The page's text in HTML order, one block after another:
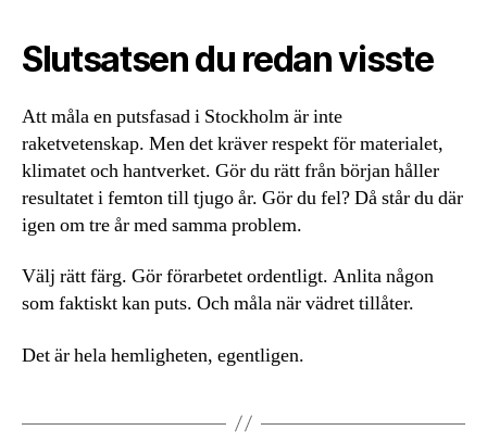
Slutsatsen du redan visste
Att måla en putsfasad i Stockholm är inte
raketvetenskap. Men det kräver respekt för materialet,
klimatet och hantverket. Gör du rätt från början håller
resultatet i femton till tjugo år. Gör du fel? Då står du där
igen om tre år med samma problem.
Välj rätt färg. Gör förarbetet ordentligt. Anlita någon
som faktiskt kan puts. Och måla när vädret tillåter.
Det är hela hemligheten, egentligen.